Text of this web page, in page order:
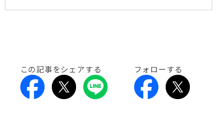
この記事をシェアする フォローする